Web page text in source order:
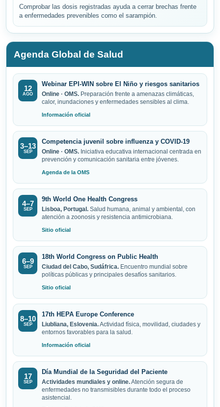
Comprobar las dosis registradas ayuda a cerrar brechas frente
a enfermedades prevenibles como el sarampión.
Agenda Global de Salud
12
AGO
Webinar EPI-WIN sobre El Niño y riesgos sanitarios
Online · OMS. Preparación frente a amenazas climáticas,
calor, inundaciones y enfermedades sensibles al clima.
Información oficial
3–13
SEP
Competencia juvenil sobre influenza y COVID-19
Online · OMS. Iniciativa educativa internacional centrada en
prevención y comunicación sanitaria entre jóvenes.
Agenda de la OMS
4–7
SEP
9th World One Health Congress
Lisboa, Portugal. Salud humana, animal y ambiental, con
atención a zoonosis y resistencia antimicrobiana.
Sitio oficial
6–9
SEP
18th World Congress on Public Health
Ciudad del Cabo, Sudáfrica. Encuentro mundial sobre
políticas públicas y principales desafíos sanitarios.
Sitio oficial
8–10
SEP
17th HEPA Europe Conference
Liubliana, Eslovenia.Actividad física, movilidad, ciudades y
entornos favorables para la salud.
Información oficial
17
SEP
Día Mundial de la Seguridad del Paciente
Actividades mundiales y online.Atención segura de
enfermedades no transmisibles durante todo el proceso
asistencial.